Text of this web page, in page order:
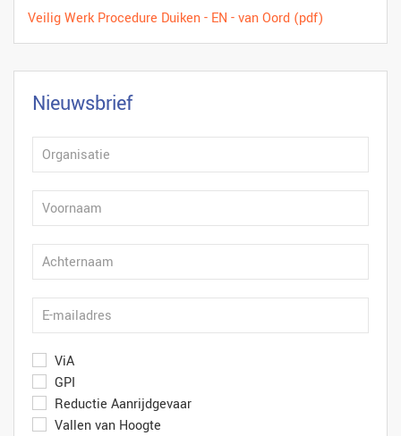
Veilig Werk Procedure Duiken - EN - van Oord (pdf)
Nieuwsbrief
ViA
GPI
Reductie Aanrijdgevaar
Vallen van Hoogte